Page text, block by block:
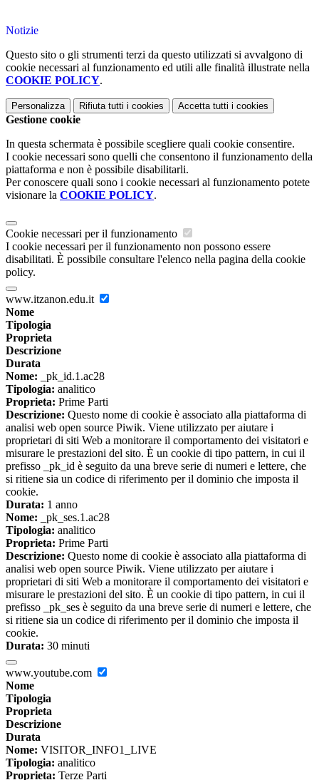
Notizie
Questo sito o gli strumenti terzi da questo utilizzati si avvalgono di
cookie necessari al funzionamento ed utili alle finalità illustrate nella
COOKIE POLICY.
Personalizza Rifiuta tutti i cookies Accetta tutti i cookies
Gestione cookie
In questa schermata è possibile scegliere quali cookie consentire.
I cookie necessari sono quelli che consentono il funzionamento della
piattaforma e non è possibile disabilitarli.
Per conoscere quali sono i cookie necessari al funzionamento potete
visionare la COOKIE POLICY.
Cookie necessari per il funzionamento
I cookie necessari per il funzionamento non possono essere
disabilitati. È possibile consultare l'elenco nella pagina della cookie
policy.
www.itzanon.edu.it
Nome
Tipologia
Proprieta
Descrizione
Durata
Nome: _pk_id.1.ac28
Tipologia: analitico
Proprieta: Prime Parti
Descrizione: Questo nome di cookie è associato alla piattaforma di
analisi web open source Piwik. Viene utilizzato per aiutare i
proprietari di siti Web a monitorare il comportamento dei visitatori e
misurare le prestazioni del sito. È un cookie di tipo pattern, in cui il
prefisso _pk_id è seguito da una breve serie di numeri e lettere, che
si ritiene sia un codice di riferimento per il dominio che imposta il
cookie.
Durata: 1 anno
Nome: _pk_ses.1.ac28
Tipologia: analitico
Proprieta: Prime Parti
Descrizione: Questo nome di cookie è associato alla piattaforma di
analisi web open source Piwik. Viene utilizzato per aiutare i
proprietari di siti Web a monitorare il comportamento dei visitatori e
misurare le prestazioni del sito. È un cookie di tipo pattern, in cui il
prefisso _pk_ses è seguito da una breve serie di numeri e lettere, che
si ritiene sia un codice di riferimento per il dominio che imposta il
cookie.
Durata: 30 minuti
www.youtube.com
Nome
Tipologia
Proprieta
Descrizione
Durata
Nome: VISITOR_INFO1_LIVE
Tipologia: analitico
Proprieta: Terze Parti